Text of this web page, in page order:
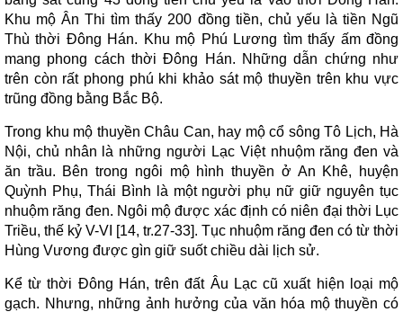
Khu mộ Ân Thi tìm thấy 200 đồng tiền, chủ yếu là tiền Ngũ
Thù thời Đông Hán. Khu mộ Phú Lương tìm thấy ấm đồng
mang phong cách thời Đông Hán. Những dẫn chứng như
trên còn rất phong phú khi khảo sát mộ thuyền trên khu vực
trũng đồng bằng Bắc Bộ.
Trong khu mộ thuyền Châu Can, hay mộ cổ sông Tô Lịch, Hà
Nội, chủ nhân là những người Lạc Việt nhuộm răng đen và
ăn trầu. Bên trong ngôi mộ hình thuyền ở An Khê, huyện
Quỳnh Phụ, Thái Bình là một người phụ nữ giữ nguyên tục
nhuộm răng đen. Ngôi mộ được xác định có niên đại thời Lục
Triều, thế kỷ V-VI [14, tr.27-33]. Tục nhuộm răng đen có từ thời
Hùng Vương được gìn giữ suốt chiều dài lịch sử.
Kể từ thời Đông Hán, trên đất Âu Lạc cũ xuất hiện loại mộ
gạch. Nhưng, những ảnh hưởng của văn hóa mộ thuyền có